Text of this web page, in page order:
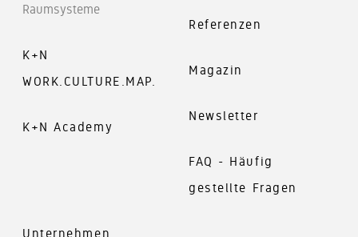
Raumsysteme
K+N
WORK.CULTURE.MAP.
K+N Academy
Referenzen
Magazin
Newsletter
FAQ - Häufig
gestellte Fragen
Unternehmen